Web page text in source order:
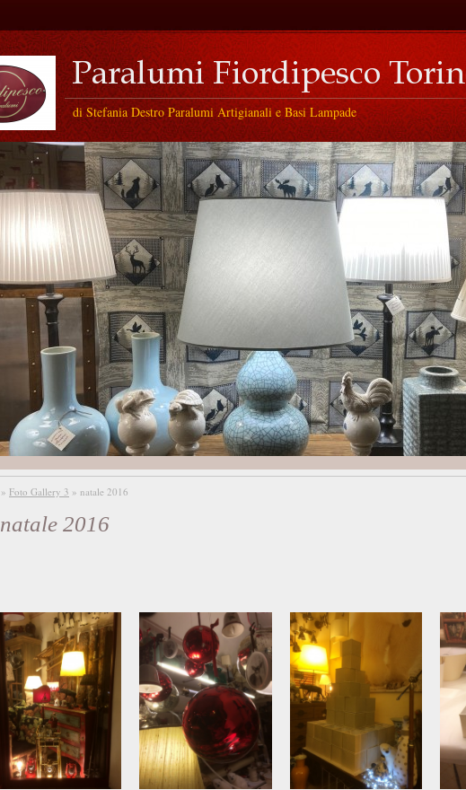
di Stefania Destro Paralumi Artigianali e Basi Lampade
» Foto Gallery 3 » natale 2016
natale 2016